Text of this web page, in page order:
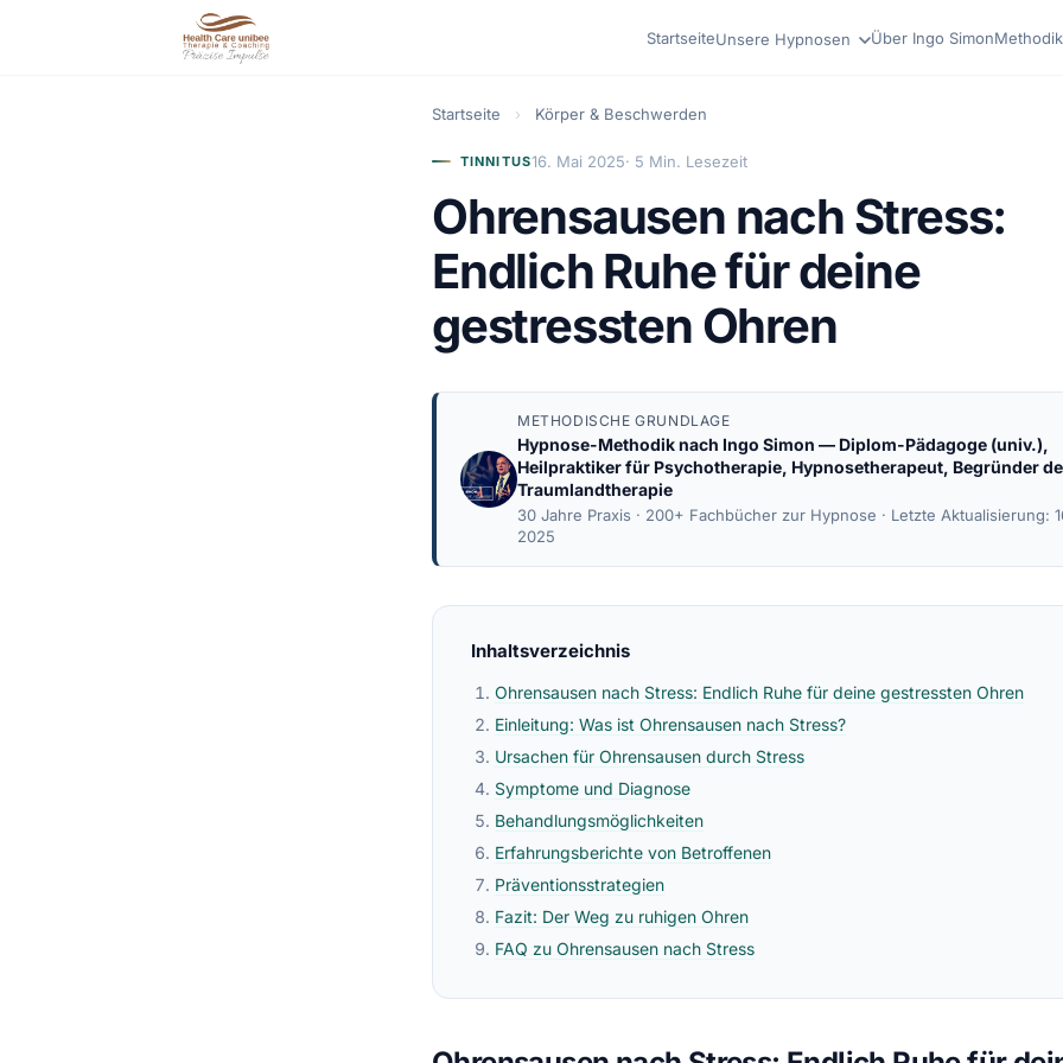
StartseiteUnsere Hypnosen Über Ingo SimonMethodik
Startseite › Körper & Beschwerden
TINNITUS16. Mai 2025· 5 Min. Lesezeit
Ohrensausen nach Stress:
Endlich Ruhe für deine
gestressten Ohren
METHODISCHE GRUNDLAGE
Hypnose-Methodik nach Ingo Simon — Diplom-Pädagoge (univ.),
Heilpraktiker für Psychotherapie, Hypnosetherapeut, Begründer
Traumlandtherapie
30 Jahre Praxis · 200+ Fachbücher zur Hypnose · Letzte Aktualisierung:
2025
Inhaltsverzeichnis
Ohrensausen nach Stress: Endlich Ruhe für deine gestressten Ohren
Einleitung: Was ist Ohrensausen nach Stress?
Ursachen für Ohrensausen durch Stress
Symptome und Diagnose
Behandlungsmöglichkeiten
Erfahrungsberichte von Betroffenen
Präventionsstrategien
Fazit: Der Weg zu ruhigen Ohren
FAQ zu Ohrensausen nach Stress